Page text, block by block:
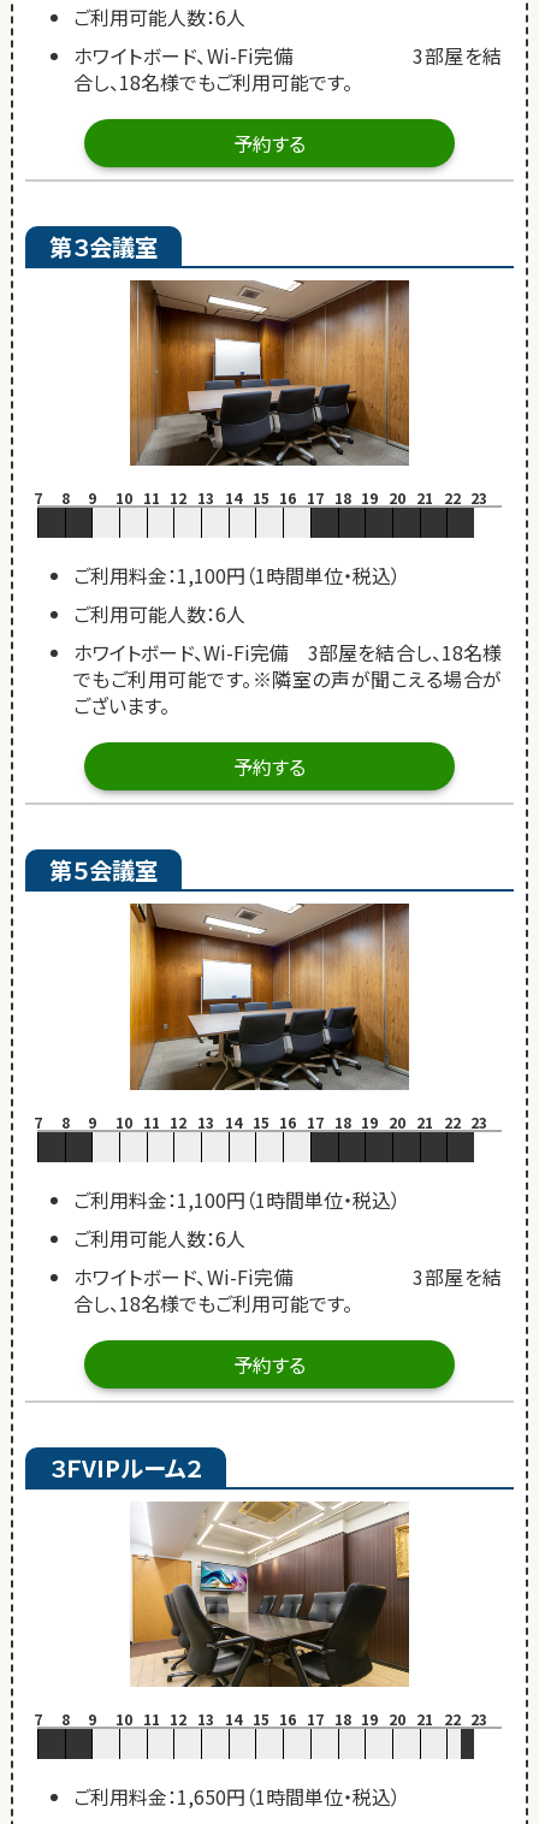
ご利用可能人数：6人
ホワイトボード、Wi-Fi完備 3部屋を結
合し、18名様でもご利用可能です。
予約する
第３会議室
7 8 9 10 11 12 13 14 15 16 17 18 19 20 21 22 23
ご利用料金：1,100円（1時間単位・税込）
ご利用可能人数：6人
ホワイトボード、Wi-Fi完備 3部屋を結合し、18名様
でもご利用可能です。※隣室の声が聞こえる場合が
ございます。
予約する
第５会議室
7 8 9 10 11 12 13 14 15 16 17 18 19 20 21 22 23
ご利用料金：1,100円（1時間単位・税込）
ご利用可能人数：6人
ホワイトボード、Wi-Fi完備 3部屋を結
合し、18名様でもご利用可能です。
予約する
３ＦVIPルーム２
7 8 9 10 11 12 13 14 15 16 17 18 19 20 21 22 23
ご利用料金：1,650円（1時間単位・税込）